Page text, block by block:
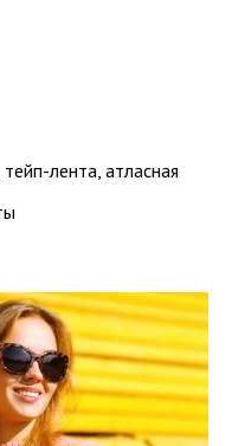
лента, атласная